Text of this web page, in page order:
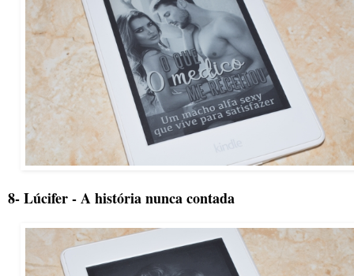
8- Lúcifer - A história nunca contada